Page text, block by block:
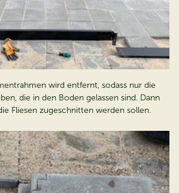
wird entfernt, sodass nur die
die in den Boden gelassen sind. Dann
Fliesen zugeschnitten werden sollen.